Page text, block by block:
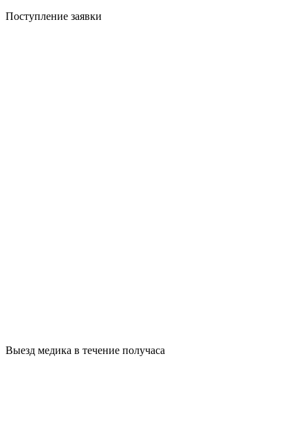
Поступление заявки
Выезд медика в течение получаса